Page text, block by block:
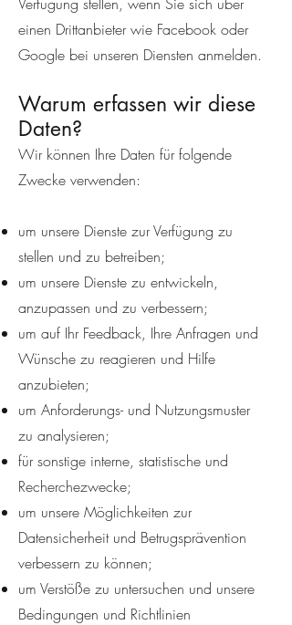
einen Drittanbieter wie Facebook oder
Google bei unseren Diensten anmelden.
Warum erfassen wir diese
Daten?
Wir können Ihre Daten für folgende
Zwecke verwenden:
um unsere Dienste zur Verfügung zu
stellen und zu betreiben;
um unsere Dienste zu entwickeln,
anzupassen und zu verbessern;
um auf Ihr Feedback, Ihre Anfragen und
Wünsche zu reagieren und Hilfe
anzubieten;
um Anforderungs- und Nutzungsmuster
zu analysieren;
für sonstige interne, statistische und
Recherchezwecke;
um unsere Möglichkeiten zur
Datensicherheit und Betrugsprävention
verbessern zu können;
um Verstöße zu untersuchen und unsere
Bedingungen und Richtlinien